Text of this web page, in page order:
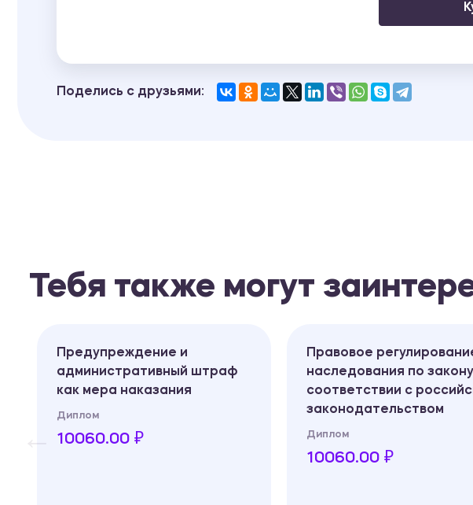
Поделись с друзьями:
Тебя также могут
Предупреждение и
административный штраф
как мера наказания
Диплом
10060.00 ₽
Правовое
наследования по
соответствии с
законодательством
Диплом
10060.00 ₽